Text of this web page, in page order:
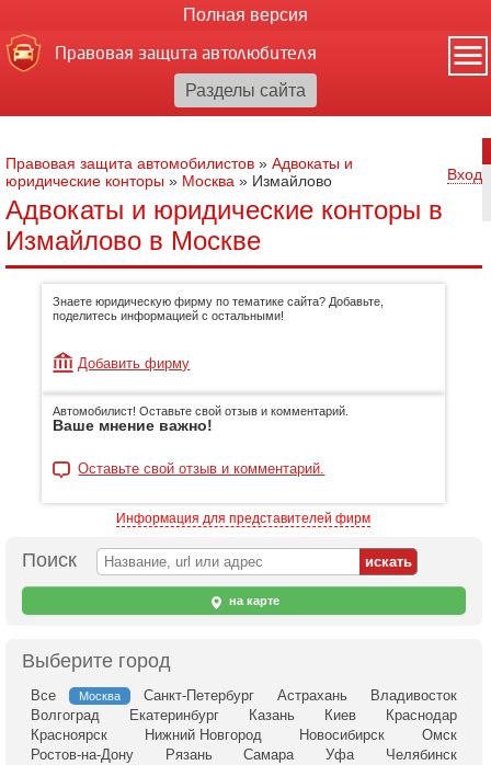
Полная версия
Правовая защита автолюбителя
Правовая защита автомобилистов » Адвокаты и
юридические конторы » Москва » Измайлово Вход
Адвокаты и юридические конторы в
Измайлово в Москве
Знаете юридическую фирму по тематике сайта? Добавьте,
поделитесь информацией с остальными!
Добавить фирму
Автомобилист! Оставьте свой отзыв и комментарий.
Ваше мнение важно!
Оставьте свой отзыв и комментарий.
Информация для представителей фирм
Поиск
на карте
Выберите город
Все Москва Санкт-Петербург Астрахань
Владивосток
Волгоград
Екатеринбург Казань Киев
Краснодар
Красноярск
Нижний Новгород Новосибирск
Омск
Ростов-на-Дону
Рязань Самара Уфа
Челябинск